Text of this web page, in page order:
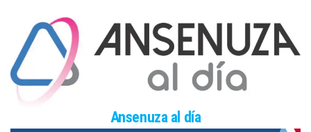
content
Ansenuza al día